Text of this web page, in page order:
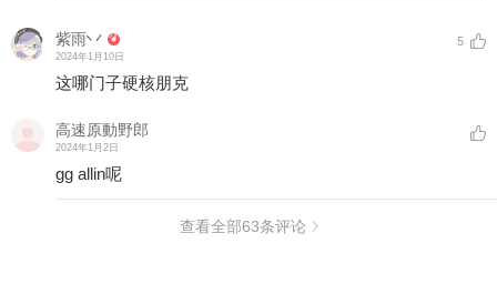
紫雨丷
2024年1月10日
5
这哪门子硬核朋克
高速原動野郎
2024年1月2日
gg allin呢
查看全部63条评论